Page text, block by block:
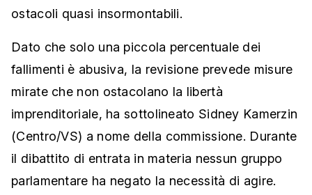
ostacoli quasi insormontabili.
Dato che solo una piccola percentuale dei
fallimenti è abusiva, la revisione prevede misure
mirate che non ostacolano la libertà
imprenditoriale, ha sottolineato Sidney Kamerzin
(Centro/VS) a nome della commissione. Durante
il dibattito di entrata in materia nessun gruppo
parlamentare ha negato la necessità di agire.